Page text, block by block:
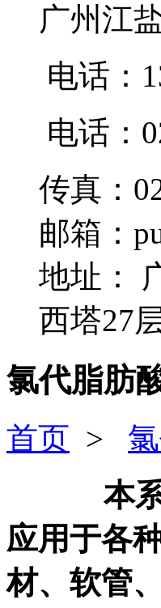
广州江
电话：
电话：
传真：
邮箱：
地址：
西塔27
氯代脂肪
首页 >
本
应用于各
材、软管